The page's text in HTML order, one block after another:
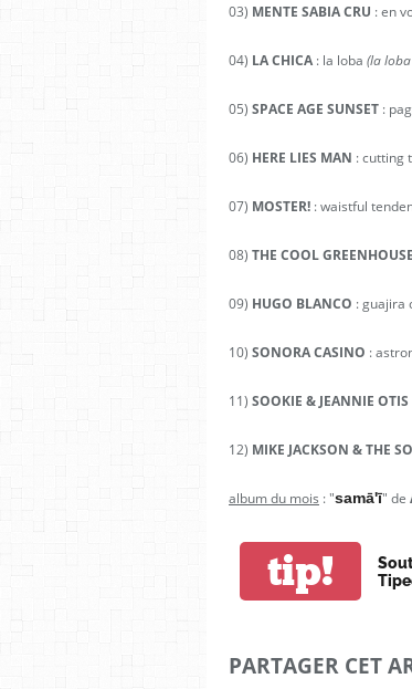
03) MENTE SABIA CRU : en
04) LA CHICA : la loba (la
05) SPACE AGE SUNSET :
06) HERE LIES MAN : cutting
07) MOSTER! : waistful
08) THE COOL GREENHOUSE
09) HUGO BLANCO : guajira
10) SONORA CASINO :
11) SOOKIE & JEANNIE OTIS
12) MIKE JACKSON & THE
album du mois : "samā'ī" de
tip!
PARTAGER CET